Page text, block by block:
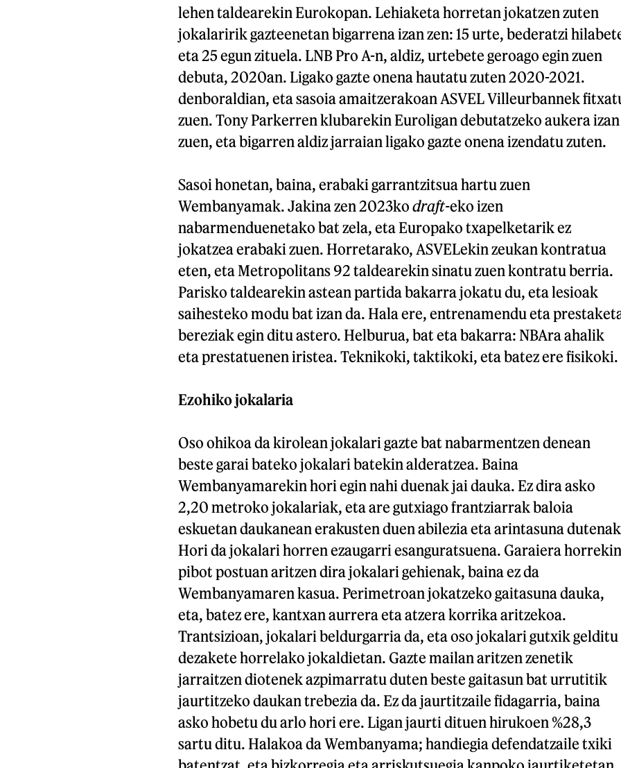
lehen taldearekin Eurokopan. Lehiaketa horretan jokatzen zuten
jokalaririk gazteenetan bigarrena izan zen: 15 urte, bederatzi
eta 25 egun zituela. LNB Pro A-n, aldiz, urtebete geroago egin zuen
debuta, 2020an. Ligako gazte onena hautatu zuten 2020-2021.
denboraldian, eta sasoia amaitzerakoan ASVEL Villeurbannek
zuen. Tony Parkerren klubarekin Euroligan debutatzeko aukera izan
zuen, eta bigarren aldiz jarraian ligako gazte onena izendatu zuten.
Sasoi honetan, baina, erabaki garrantzitsua hartu zuen
Wembanyamak. Jakina zen 2023ko draft-eko izen
nabarmenduenetako bat zela, eta Europako txapelketarik ez
jokatzea erabaki zuen. Horretarako, ASVELekin zeukan kontratua
eten, eta Metropolitans 92 taldearekin sinatu zuen kontratu berria.
Parisko taldearekin astean partida bakarra jokatu du, eta lesioak
saihesteko modu bat izan da. Hala ere, entrenamendu eta
bereziak egin ditu astero. Helburua, bat eta bakarra: NBAra ahalik
eta prestatuenen iristea. Teknikoki, taktikoki, eta batez ere fisikoki.
Ezohiko jokalaria
Oso ohikoa da kirolean jokalari gazte bat nabarmentzen denean
beste garai bateko jokalari batekin alderatzea. Baina
Wembanyamarekin hori egin nahi duenak jai dauka. Ez dira asko
2,20 metroko jokalariak, eta are gutxiago frantziarrak baloia
eskuetan daukanean erakusten duen abilezia eta arintasuna
Hori da jokalari horren ezaugarri esanguratsuena. Garaiera
pibot postuan aritzen dira jokalari gehienak, baina ez da
Wembanyamaren kasua. Perimetroan jokatzeko gaitasuna dauka,
eta, batez ere, kantxan aurrera eta atzera korrika aritzekoa.
Trantsizioan, jokalari beldurgarria da, eta oso jokalari gutxik gelditu
dezakete horrelako jokaldietan. Gazte mailan aritzen zenetik
jarraitzen diotenek azpimarratu duten beste gaitasun bat urrutitik
jaurtitzeko daukan trebezia da. Ez da jaurtitzaile fidagarria, baina
asko hobetu du arlo hori ere. Ligan jaurti dituen hirukoen %28,3
sartu ditu. Halakoa da Wembanyama; handiegia defendatzaile txiki